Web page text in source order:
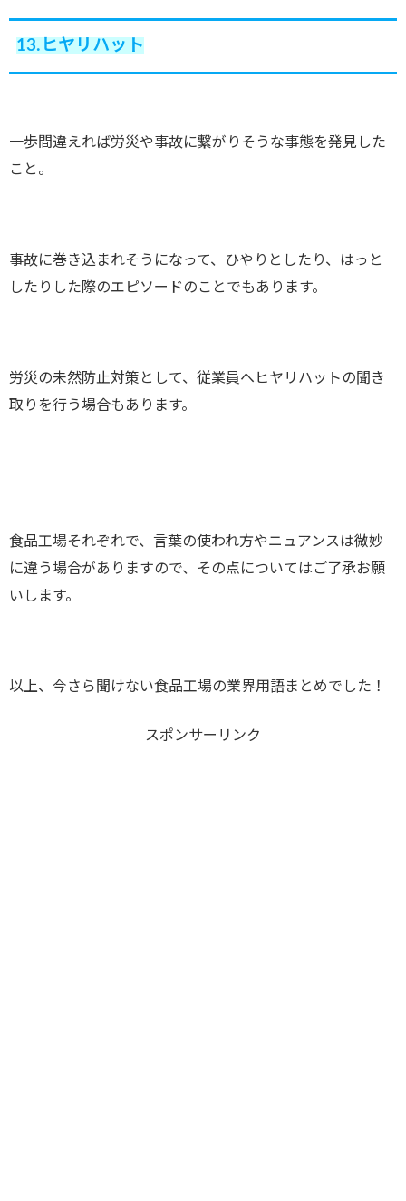
13.ヒヤリハット
一歩間違えれば労災や事故に繋がりそうな事態を発見した
こと。
事故に巻き込まれそうになって、ひやりとしたり、はっと
したりした際のエピソードのことでもあります。
労災の未然防止対策として、従業員へヒヤリハットの聞き
取りを行う場合もあります。
食品工場それぞれで、言葉の使われ方やニュアンスは微妙
に違う場合がありますので、その点についてはご了承お願
いします。
以上、今さら聞けない食品工場の業界用語まとめでした！
スポンサーリンク